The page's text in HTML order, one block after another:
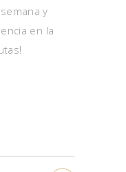
y
en la